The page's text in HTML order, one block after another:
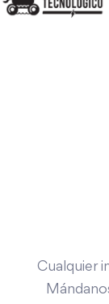
Cualquier